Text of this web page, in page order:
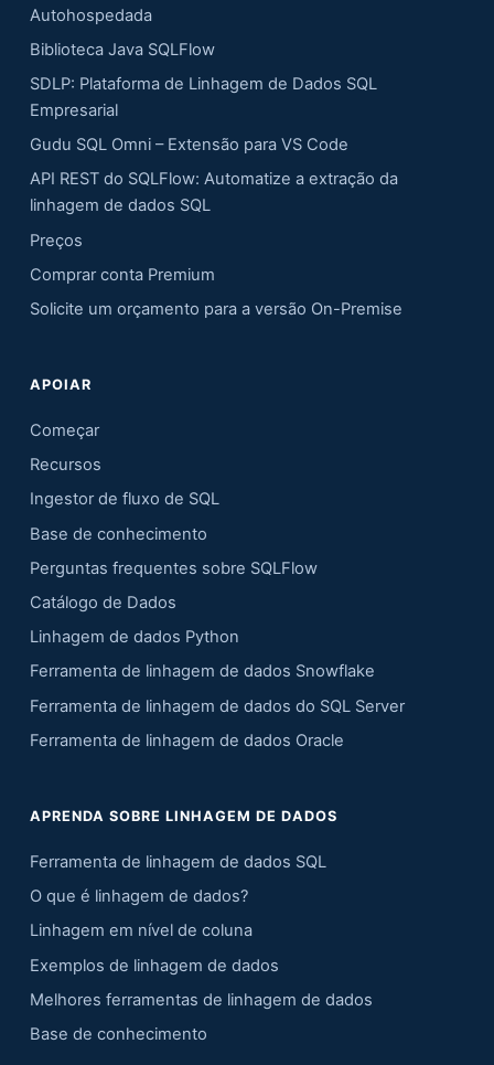
Autohospedada
Biblioteca Java SQLFlow
SDLP: Plataforma de Linhagem de Dados SQL
Empresarial
Gudu SQL Omni – Extensão para VS Code
API REST do SQLFlow: Automatize a extração da
linhagem de dados SQL
Preços
Comprar conta Premium
Solicite um orçamento para a versão On-Premise
APOIAR
Começar
Recursos
Ingestor de fluxo de SQL
Base de conhecimento
Perguntas frequentes sobre SQLFlow
Catálogo de Dados
Linhagem de dados Python
Ferramenta de linhagem de dados Snowflake
Ferramenta de linhagem de dados do SQL Server
Ferramenta de linhagem de dados Oracle
APRENDA SOBRE LINHAGEM DE DADOS
Ferramenta de linhagem de dados SQL
O que é linhagem de dados?
Linhagem em nível de coluna
Exemplos de linhagem de dados
Melhores ferramentas de linhagem de dados
Base de conhecimento